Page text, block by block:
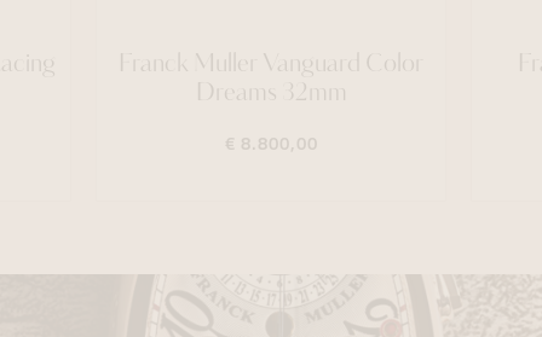
Franck Muller Vanguard Color
Dreams 32mm
€ 8.800,00